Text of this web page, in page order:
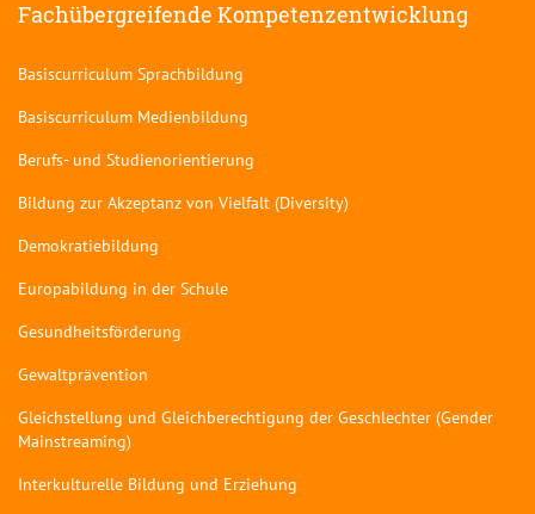
Fachübergreifende Kompetenzentwicklung
Basiscurriculum Sprachbildung
Basiscurriculum Medienbildung
Berufs- und Studienorientierung
Bildung zur Akzeptanz von Vielfalt (Diversity)
Demokratiebildung
Europabildung in der Schule
Gesundheitsförderung
Gewaltprävention
Gleichstellung und Gleichberechtigung der Geschlechter (Gender
Mainstreaming)
Interkulturelle Bildung und Erziehung